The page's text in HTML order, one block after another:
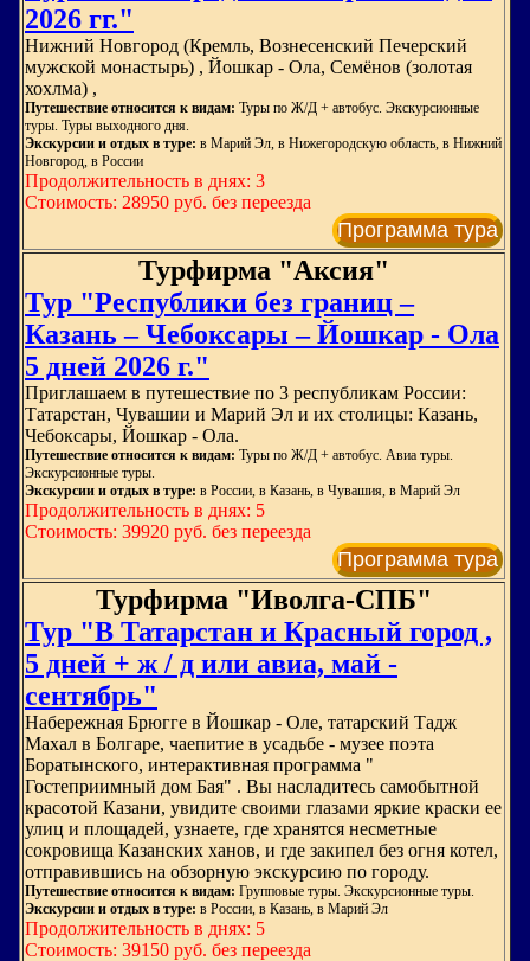
2026 гг."
Нижний Новгород (Кремль, Вознесенский Печерский
мужской монастырь) , Йошкар - Ола, Семёнов (золотая
хохлма) ,
Путешествие относится к видам: Туры по Ж/Д + автобус. Экскурсионные
туры. Туры выходного дня.
Экскурсии и отдых в туре: в Марий Эл, в Нижегородскую область, в Нижний
Новгород, в России
Продолжительность в днях: 3
Стоимость: 28950 руб. без переезда
Программа тура
Турфирма "Аксия"
Тур "Республики без границ –
Казань – Чебоксары – Йошкар - Ола
5 дней 2026 г."
Приглашаем в путешествие по 3 республикам России:
Татарстан, Чувашии и Марий Эл и их столицы: Казань,
Чебоксары, Йошкар - Ола.
Путешествие относится к видам: Туры по Ж/Д + автобус. Авиа туры.
Экскурсионные туры.
Экскурсии и отдых в туре: в России, в Казань, в Чувашия, в Марий Эл
Продолжительность в днях: 5
Стоимость: 39920 руб. без переезда
Программа тура
Турфирма "Иволга-СПБ"
Тур "В Татарстан и Красный город ,
5 дней + ж / д или авиа, май -
сентябрь"
Набережная Брюгге в Йошкар - Оле, татарский Тадж
Махал в Болгаре, чаепитие в усадьбе - музее поэта
Боратынского, интерактивная программа "
Гостеприимный дом Бая" . Вы насладитесь самобытной
красотой Казани, увидите своими глазами яркие краски ее
улиц и площадей, узнаете, где хранятся несметные
сокровища Казанских ханов, и где закипел без огня котел,
отправившись на обзорную экскурсию по городу.
Путешествие относится к видам: Групповые туры. Экскурсионные туры.
Экскурсии и отдых в туре: в России, в Казань, в Марий Эл
Продолжительность в днях: 5
Стоимость: 39150 руб. без переезда